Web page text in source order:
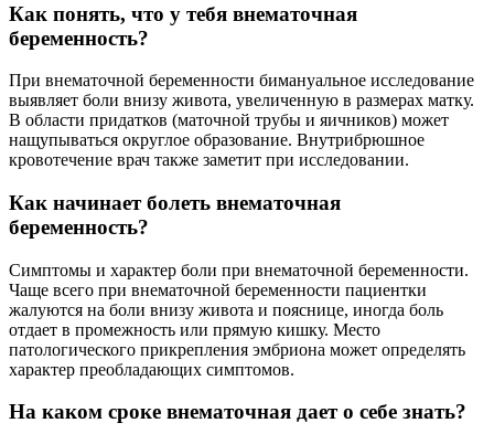
Как понять, что у тебя внематочная
беременность?
При внематочной беременности бимануальное исследование
выявляет боли внизу живота, увеличенную в размерах матку.
В области придатков (маточной трубы и яичников) может
нащупываться округлое образование. Внутрибрюшное
кровотечение врач также заметит при исследовании.
Как начинает болеть внематочная
беременность?
Симптомы и характер боли при внематочной беременности.
Чаще всего при внематочной беременности пациентки
жалуются на боли внизу живота и пояснице, иногда боль
отдает в промежность или прямую кишку. Место
патологического прикрепления эмбриона может определять
характер преобладающих симптомов.
На каком сроке внематочная дает о себе знать?